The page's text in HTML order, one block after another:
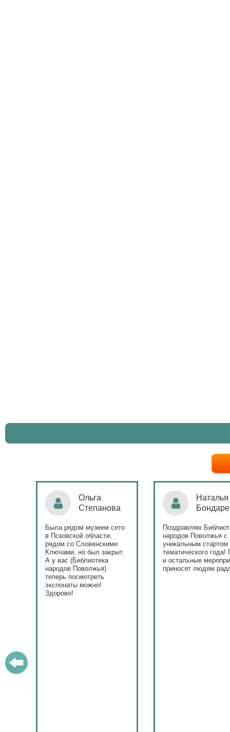
Ольга
Степанова
Была рядом музеем сето
в Псковской области,
рядом со Словенскими
Ключами, но был закрыт.
А у вас (Библиотека
народов Поволжья)
теперь посмотреть
экспонаты можно!
Здорово!
Наталья
Поздравляю
народов Поволжья с
уникальным стартом
тематического года!
и остальные
приносят людям